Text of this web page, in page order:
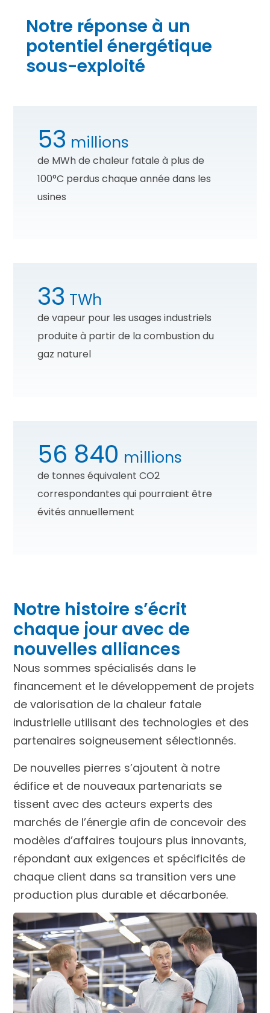
Notre réponse à un
potentiel énergétique
sous-exploité
53 millions
de MWh de chaleur fatale à plus de
100°C perdus chaque année dans les
usines
33 TWh
de vapeur pour les usages industriels
produite à partir de la combustion du
gaz naturel
56 840 millions
de tonnes équivalent CO2
correspondantes qui pourraient être
évités annuellement
Notre histoire s’écrit
chaque jour avec de
nouvelles alliances
Nous sommes spécialisés dans le
financement et le développement de projets
de valorisation de la chaleur fatale
industrielle utilisant des technologies et des
partenaires soigneusement sélectionnés.
De nouvelles pierres s’ajoutent à notre
édifice et de nouveaux partenariats se
tissent avec des acteurs experts des
marchés de l’énergie afin de concevoir des
modèles d’affaires toujours plus innovants,
répondant aux exigences et spécificités de
chaque client dans sa transition vers une
production plus durable et décarbonée.